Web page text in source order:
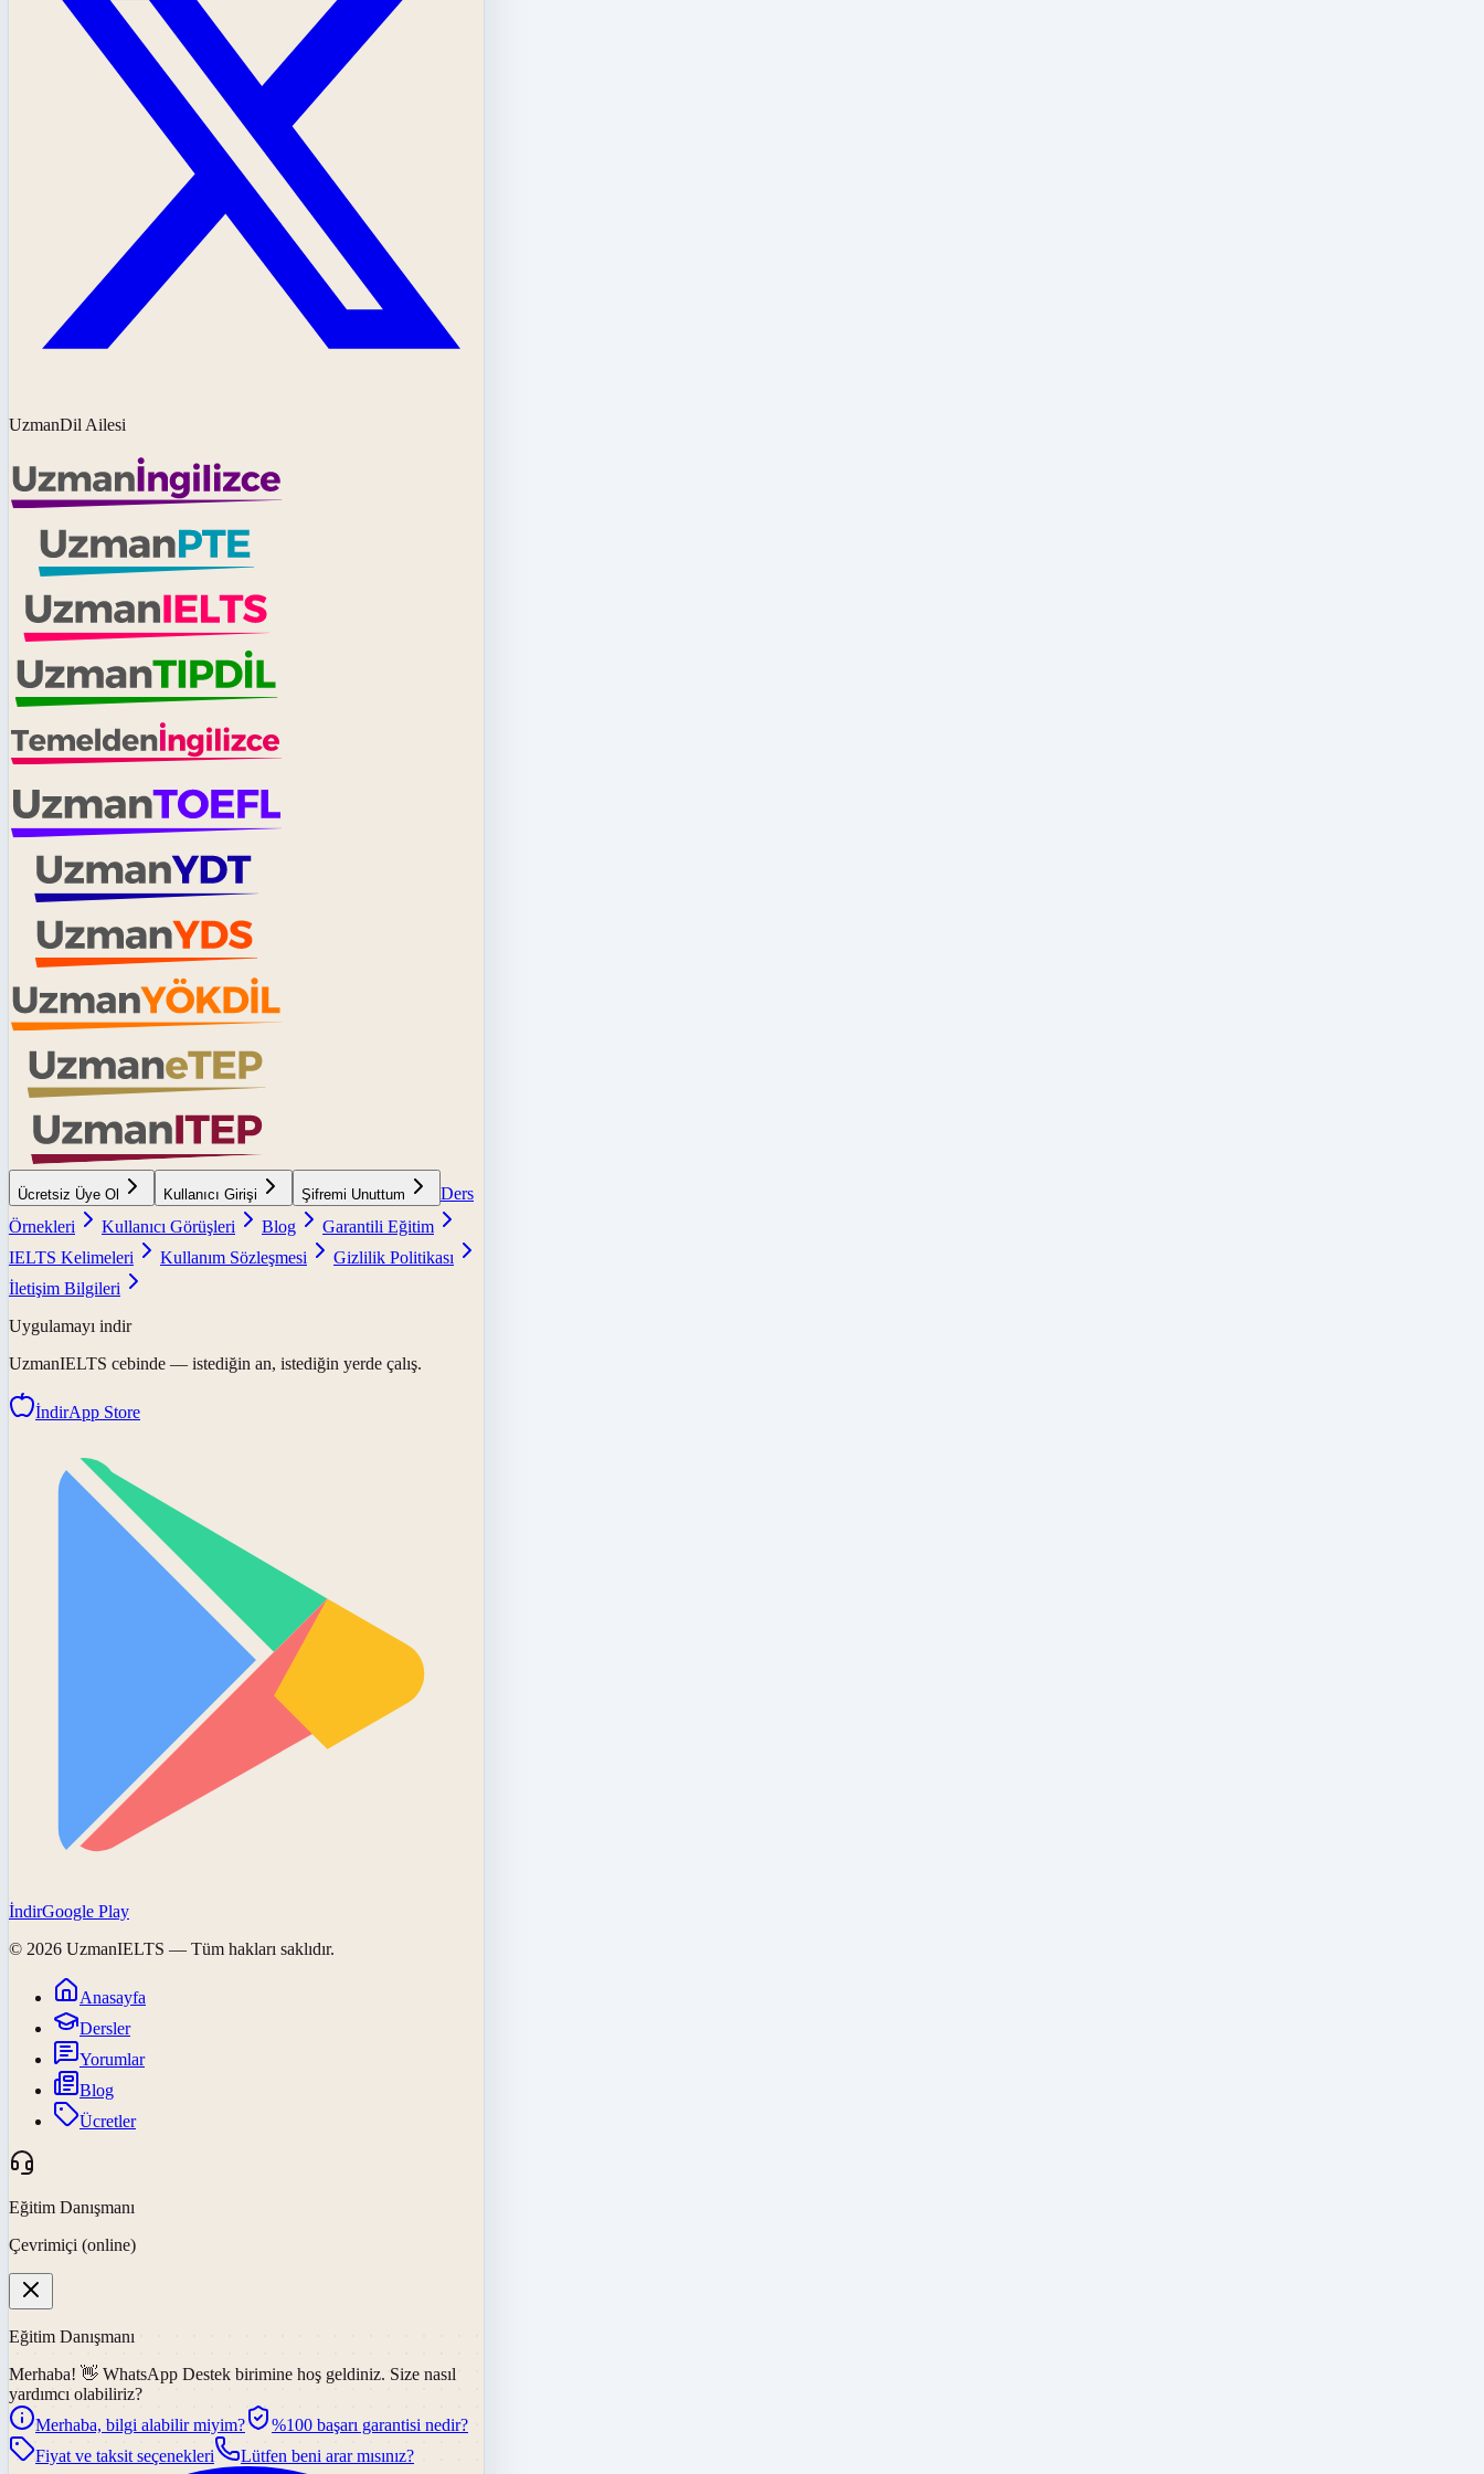
UzmanDil Ailesi
Ücretsiz Üye Ol Kullanıcı Girişi Şifremi Unuttum
Ders
Örnekleri
Kullanıcı Görüşleri Blog
Garantili Eğitim
IELTS Kelimeleri
Kullanım Sözleşmesi
Gizlilik Politikası
İletişim Bilgileri
Uygulamayı indir
UzmanIELTS cebinde — istediğin an, istediğin yerde çalış.
İndirApp Store
İndirGoogle Play
© 2026 UzmanIELTS — Tüm hakları saklıdır.
Anasayfa
Dersler
Yorumlar
Blog
Ücretler
Eğitim Danışmanı
Çevrimiçi (online)
Eğitim Danışmanı
Merhaba! 👋 WhatsApp Destek birimine hoş geldiniz. Size nasıl
yardımcı olabiliriz?
Merhaba, bilgi alabilir miyim?
%100 başarı garantisi nedir?
Fiyat ve taksit seçenekleri
Lütfen beni arar mısınız?